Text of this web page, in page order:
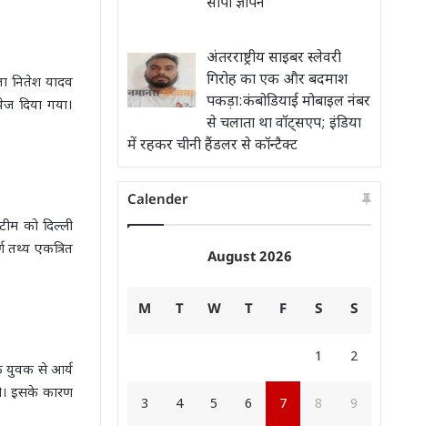
नितेश यादव
दिया गया।
को दिल्ली
एकत्रित
युवक से आर्य
इसके कारण
सौंपा ज्ञापन
अंतरराष्ट्रीय साइबर स्लेवरी
गिरोह का एक और बदमाश
पकड़ा:कंबोडियाई मोबाइल नंबर
से चलाता था वॉट्सएप; इंडिया
में रहकर चीनी हैंडलर से कॉन्टैक्ट
Calender
August 2026
M T W T F S S
1 2
3 4 5 6 7 8 9